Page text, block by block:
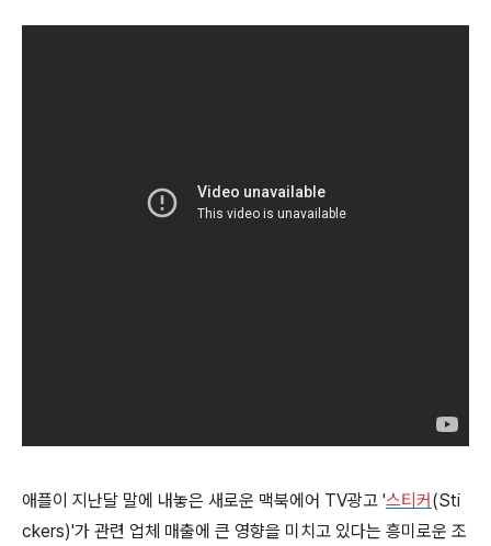
애플이 지난달 말에 내놓은 새로운 맥북에어 TV광고 '스티커(Sti
ckers)'가 관련 업체 매출에 큰 영향을 미치고 있다는 흥미로운 조